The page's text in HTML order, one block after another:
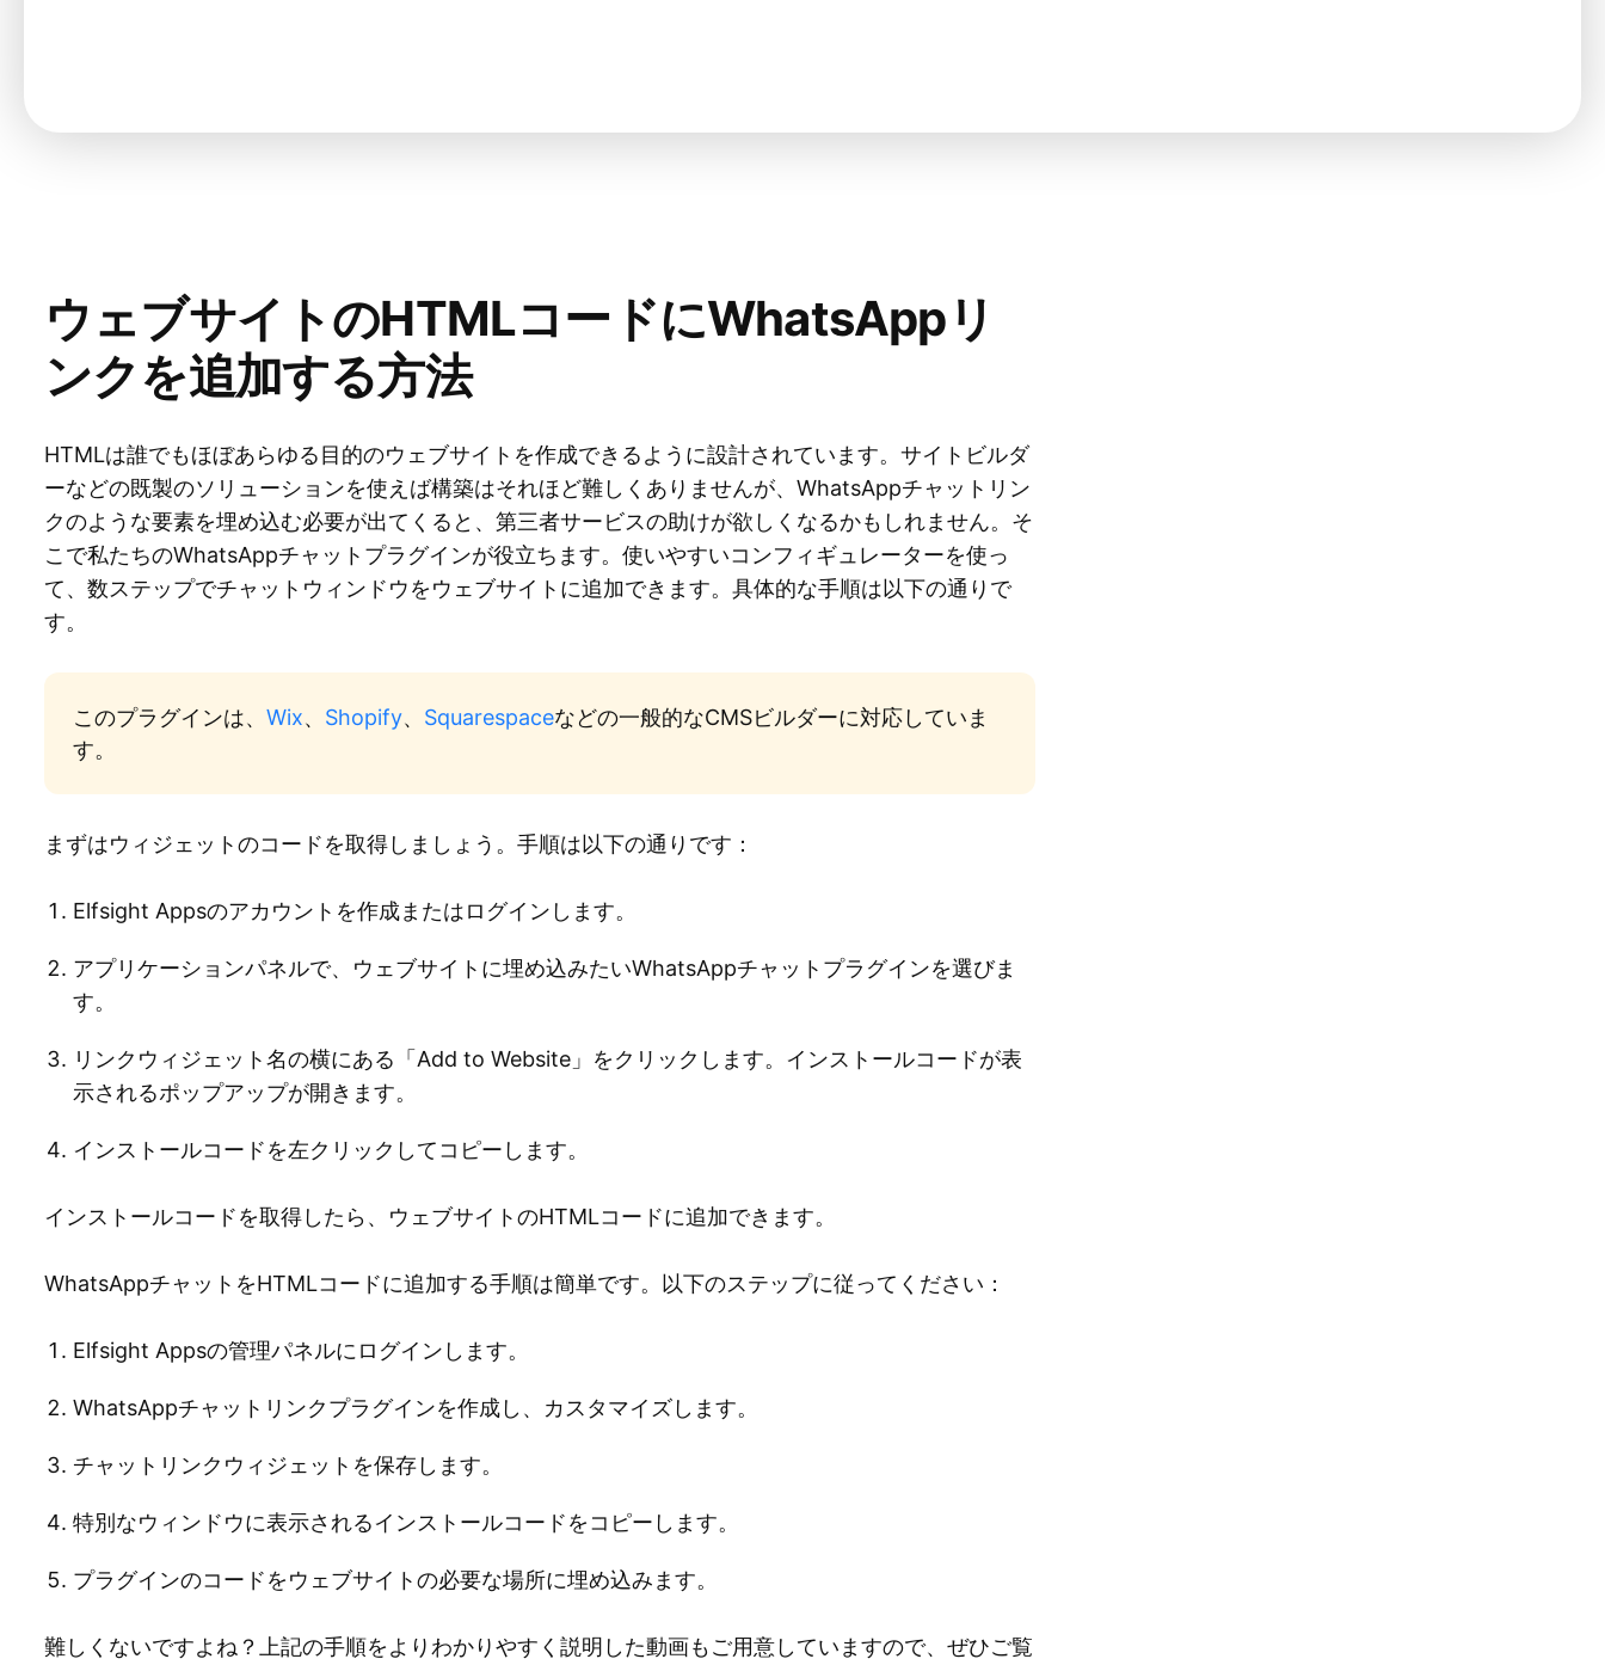
ウェブサイトのHTMLコードにWhatsAppリ
ンクを追加する方法
HTMLは誰でもほぼあらゆる目的のウェブサイトを作成できるように設計されています。サイトビルダ
ーなどの既製のソリューションを使えば構築はそれほど難しくありませんが、WhatsAppチャットリン
クのような要素を埋め込む必要が出てくると、第三者サービスの助けが欲しくなるかもしれません。そ
こで私たちのWhatsAppチャットプラグインが役立ちます。使いやすいコンフィギュレーターを使っ
て、数ステップでチャットウィンドウをウェブサイトに追加できます。具体的な手順は以下の通りで
す。
このプラグインは、 Wix、 Shopify、 Squarespaceなどの一般的なCMSビルダーに対応していま
す。
まずはウィジェットのコードを取得しましょう。手順は以下の通りです：
Elfsight Appsのアカウントを作成またはログインします。
アプリケーションパネルで、ウェブサイトに埋め込みたいWhatsAppチャットプラグインを選びま
す。
リンクウィジェット名の横にある「Add to Website」をクリックします。インストールコードが表
示されるポップアップが開きます。
インストールコードを左クリックしてコピーします。
インストールコードを取得したら、ウェブサイトのHTMLコードに追加できます。
WhatsAppチャットをHTMLコードに追加する手順は簡単です。以下のステップに従ってください：
Elfsight Appsの管理パネルにログインします。
WhatsAppチャットリンクプラグインを作成し、カスタマイズします。
チャットリンクウィジェットを保存します。
特別なウィンドウに表示されるインストールコードをコピーします。
プラグインのコードをウェブサイトの必要な場所に埋め込みます。
難しくないですよね？上記の手順をよりわかりやすく説明した動画もご用意していますので、ぜひご覧